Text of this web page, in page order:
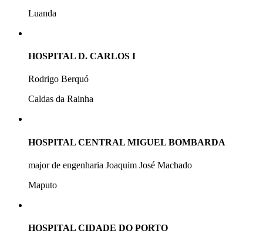
Luanda
HOSPITAL D. CARLOS I
Rodrigo Berquó
Caldas da Rainha
HOSPITAL CENTRAL MIGUEL BOMBARDA
major de engenharia Joaquim José Machado
Maputo
HOSPITAL CIDADE DO PORTO